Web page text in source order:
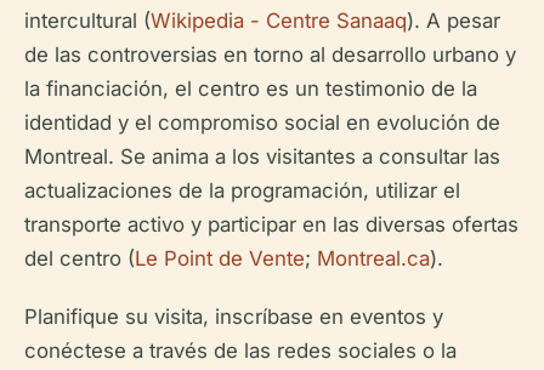
intercultural (Wikipedia - Centre Sanaaq). A pesar
de las controversias en torno al desarrollo urbano y
la financiación, el centro es un testimonio de la
identidad y el compromiso social en evolución de
Montreal. Se anima a los visitantes a consultar las
actualizaciones de la programación, utilizar el
transporte activo y participar en las diversas ofertas
del centro (Le Point de Vente; Montreal.ca).
Planifique su visita, inscríbase en eventos y
conéctese a través de las redes sociales o la